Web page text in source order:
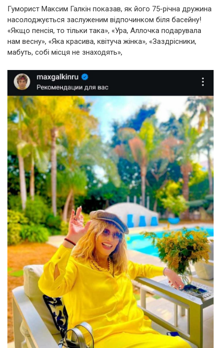
Гуморист Максим Галкін показав, як його 75-річна дружина
насолоджується заслуженим відпочинком біля басейну!
«Якщо пенсія, то тільки така», «Ура, Аллочка подарувала
нам весну», «Яка красива, квітуча жінка», «Заздрісники,
мабуть, собі місця не знаходять»,